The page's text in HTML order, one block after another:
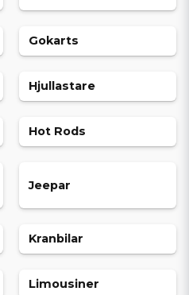
Gokarts
Hjullastare
Hot Rods
Jeepar
Kranbilar
Limousiner